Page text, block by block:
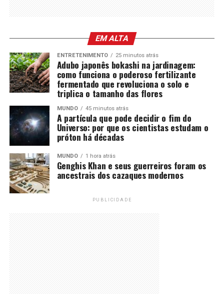
EM ALTA
ENTRETENIMENTO 25 minutos atrás
Adubo japonês bokashi na jardinagem:
como funciona o poderoso fertilizante
fermentado que revoluciona o solo e
triplica o tamanho das flores
MUNDO 45 minutos atrás
A partícula que pode decidir o fim do
Universo: por que os cientistas estudam o
próton há décadas
MUNDO 1 hora atrás
Genghis Khan e seus guerreiros foram os
ancestrais dos cazaques modernos
PUBLICIDADE